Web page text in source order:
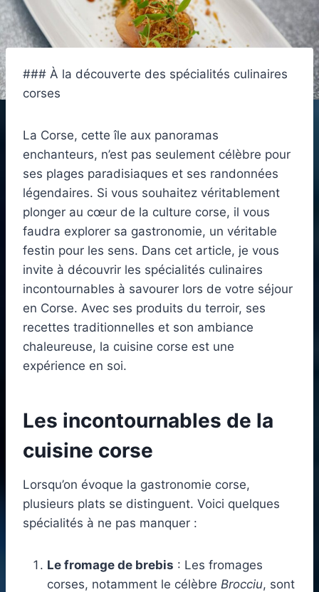
### À la découverte des spécialités culinaires
corses
La Corse, cette île aux panoramas
enchanteurs, n’est pas seulement célèbre pour
ses plages paradisiaques et ses randonnées
légendaires. Si vous souhaitez véritablement
plonger au cœur de la culture corse, il vous
faudra explorer sa gastronomie, un véritable
festin pour les sens. Dans cet article, je vous
invite à découvrir les spécialités culinaires
incontournables à savourer lors de votre séjour
en Corse. Avec ses produits du terroir, ses
recettes traditionnelles et son ambiance
chaleureuse, la cuisine corse est une
expérience en soi.
Les incontournables de la
cuisine corse
Lorsqu’on évoque la gastronomie corse,
plusieurs plats se distinguent. Voici quelques
spécialités à ne pas manquer :
Le fromage de brebis : Les fromages
corses, notamment le célèbre Brocciu, sont